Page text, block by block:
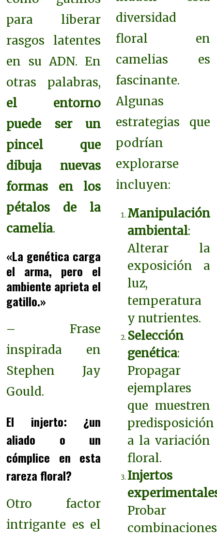
para liberar
rasgos latentes
en su ADN. En
otras palabras,
el entorno
puede ser un
pincel que
dibuja nuevas
formas en los
pétalos de la
camelia.
«La genética carga
el arma, pero el
ambiente aprieta el
gatillo.»
– Frase
inspirada en
Stephen Jay
Gould.
El injerto: ¿un
aliado o un
cómplice en esta
rareza floral?
Otro factor
intrigante es el
diversidad
floral en
camelias es
fascinante.
Algunas
estrategias que
podrían
explorarse
incluyen:
Manipulación
ambiental:
Alterar la
exposición a
luz,
temperatura
y nutrientes.
Selección
genética:
Propagar
ejemplares
que muestren
predisposición
a la variación
floral.
Injertos
Probar
combinaciones